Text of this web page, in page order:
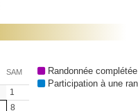
SAM
1
8
Randonnée complétée
Participation à une